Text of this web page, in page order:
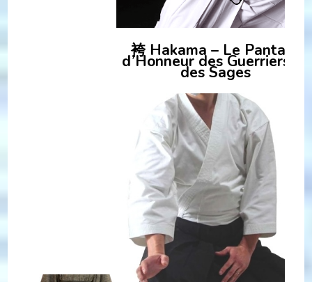
袴 Hakama – Le Pantalon
d’Honneur des Guerriers et
des Sages